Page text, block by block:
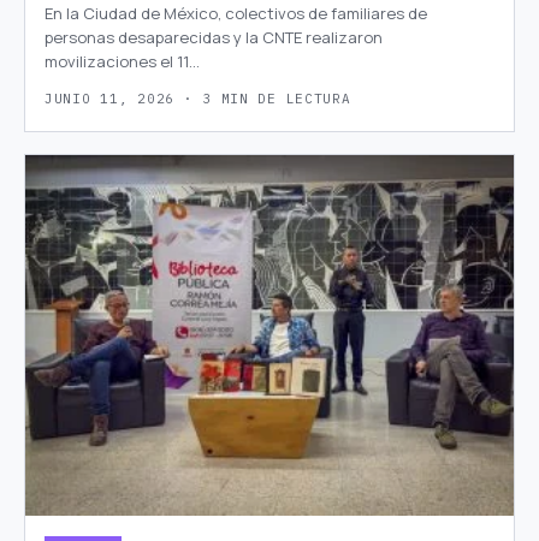
En la Ciudad de México, colectivos de familiares de
personas desaparecidas y la CNTE realizaron
movilizaciones el 11…
JUNIO 11, 2026 · 3 MIN DE LECTURA